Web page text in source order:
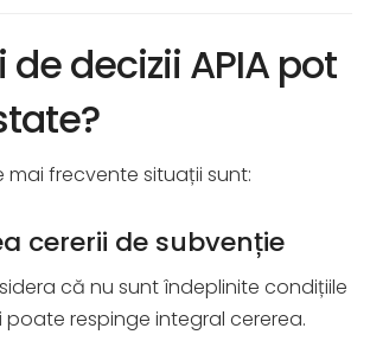
decizii APIA pot
mai frecvente situații sunt:
cererii de subvenție
că nu sunt îndeplinite condițiile
poate respinge integral cererea.